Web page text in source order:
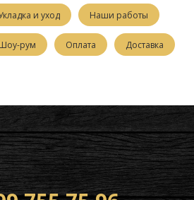
и уход Наши работы
рум Оплата Доставка